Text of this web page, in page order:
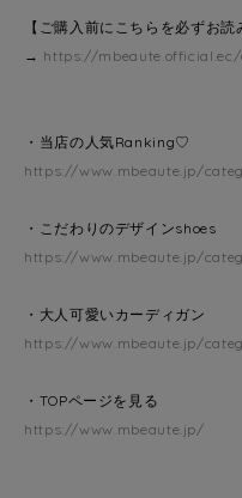
【ご購入前にこちらを必ずお読
→ https://
・当店の人気Ranking♡
https://www.mbeaute.jp/
・こだわりのデザインshoes
https://www.mbeaute.jp/
・大人可愛いカーディガン
https://www.mbeaute.jp/
・TOPページを見る
https://www.mbeaute.jp/